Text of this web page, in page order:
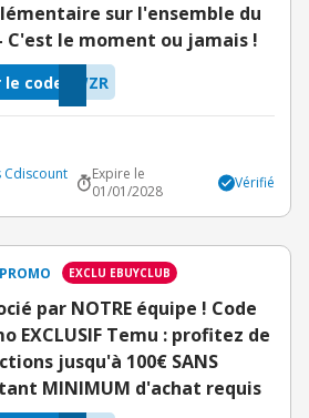
sur l'ensemble du
C'est le moment ou jamais !
WZR
le code
Expire le
01/01/2028
Vérifié
EXCLU EBUYCLUB
par NOTRE équipe ! Code
EXCLUSIF Temu : profitez de
jusqu'à 100€ SANS
MINIMUM d'achat requis